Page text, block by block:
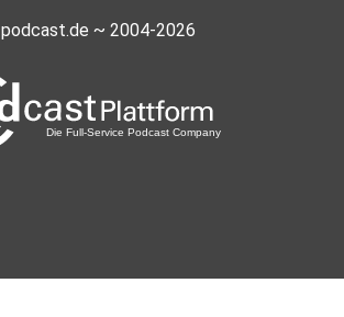
podcast.de ~ 2004-2026